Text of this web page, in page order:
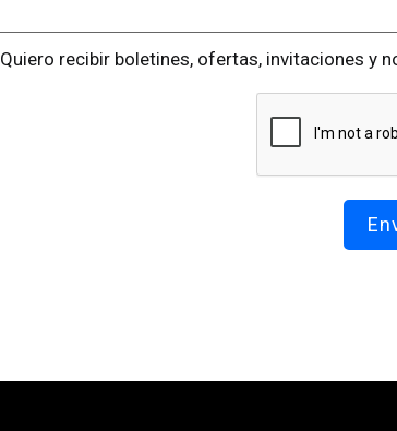
Quiero recibir boletines, ofertas, invitaciones y